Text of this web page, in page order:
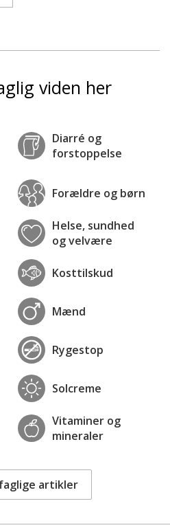
viden her
Diarré og
forstoppelse
Forældre og børn
Helse, sundhed
og velvære
Kosttilskud
Mænd
Rygestop
Solcreme
Vitaminer og
mineraler
artikler